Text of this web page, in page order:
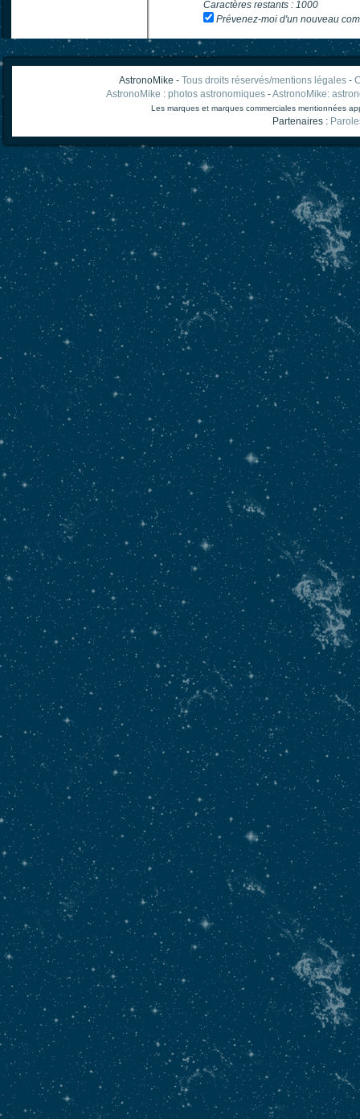
Caractères restants : 1000
Prévenez-moi d'un nouveau
AstronoMike - Tous droits réservés/mentions légales-
AstronoMike : photos astronomiques -AstronoMike:
Les marques et marques commerciales mentionnées
Partenaires :